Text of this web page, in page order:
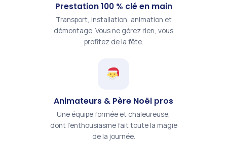
Prestation 100 % clé en main
Transport, installation, animation et
démontage. Vous ne gérez rien, vous
profitez de la fête.
Animateurs & Père Noël pros
Une équipe formée et chaleureuse,
dont l'enthousiasme fait toute la magie
de la journée.